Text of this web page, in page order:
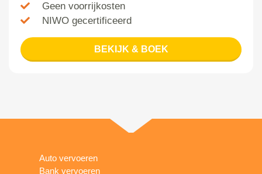
Geen voorrijkosten
NIWO gecertificeerd
BEKIJK & BOEK
Auto vervoeren
Bank vervoeren